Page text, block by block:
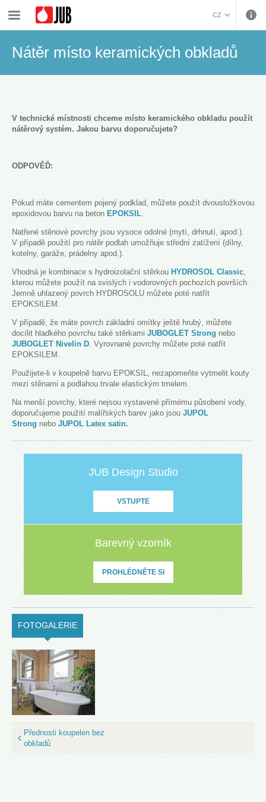
HRVATSKI (CROATIAN)
CZ
MAGYAR (HUNGARIAN)
СРПСКИ (SERBIAN)
SLOVENŠČINA
(SLOVENIAN)
Hydroizolace a pokládka keramiky
Nátěr místo keramických obkladů
V technické místnosti chceme místo keramického obkladu použít
nátěrový systém. Jakou barvu doporučujete?
ODPOVĚĎ:
Pokud máte cementem pojený podklad, můžete použít dvousložkovou
epoxidovou barvu na beton EPOKSIL.
Natřené stěnové povrchy jsou vysoce odolné (mytí, drhnutí, apod.).
V případě použití pro nátěr podlah umožňuje střední zatížení (dílny,
kotelny, garáže, prádelny apod.).
Vhodná je kombinace s hydroizolační stěrkou HYDROSOL Classic,
kterou můžete použít na svislých i vodorovných pochozích površích.
Jemně uhlazený povrch HYDROSOLU můžete poté natřít
EPOKSILEM.
V případě, že máte povrch základní omítky ještě hrubý, můžete
docílit hladkého povrchu také stěrkami JUBOGLET Strong nebo
JUBOGLET Nivelin D. Vyrovnané povrchy můžete poté natřít
EPOKSILEM.
Použijete-li v koupelně barvu EPOKSIL, nezapomeňte vytmelit kouty
mezi stěnami a podlahou trvale elastickým tmelem.
Na menší povrchy, které nejsou vystavené přímému působení vody,
doporučujeme použití malířských barev jako jsou JUPOL
Strong nebo JUPOL Latex satin.
JUB Design Studio
VSTUPTE
Barevný vzorník
PROHLÉDNĚTE SI
FOTOGALERIE
Přednosti koupelen bez
obkladů